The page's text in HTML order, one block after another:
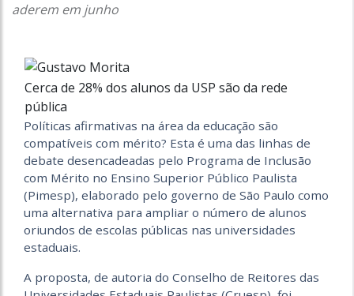
aderem em junho
Cerca de 28% dos alunos da USP são da rede
pública
Políticas afirmativas na área da educação são
compatíveis com mérito? Esta é uma das linhas de
debate desencadeadas pelo Programa de Inclusão
com Mérito no Ensino Superior Público Paulista
(Pimesp), elaborado pelo governo de São Paulo como
uma alternativa para ampliar o número de alunos
oriundos de escolas públicas nas universidades
estaduais.
A proposta, de autoria do Conselho de Reitores das